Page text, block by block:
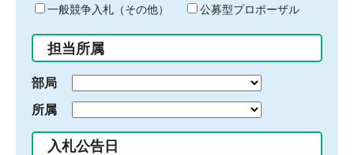
ド
入
力
一般競争入札（その他）
公募型プロポーザル
担当所属
部局
所属
入札公告日